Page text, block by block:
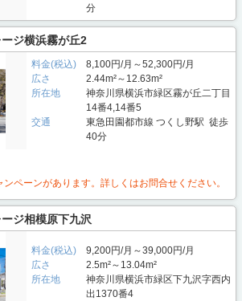
分
ジ横浜霧が丘2
料金(税込)
8,100円/月～52,300円/月
広さ
2.44m²～12.63m²
所在地
神奈川県横浜市緑区霧が丘二丁目
14番4,14番5
交通
東急田園都市線 つくし野駅 徒歩
40分
ペーンがあります。詳しくはお問合せください。
ジ相模原下九沢
料金(税込)
9,200円/月～39,000円/月
広さ
2.5m²～13.04m²
所在地
神奈川県横浜市緑区下九沢字西内
出1370番4